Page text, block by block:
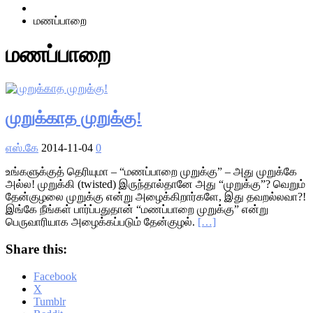
மணப்பாறை
மணப்பாறை
முறுக்காத முறுக்கு!
எஸ்.கே 2014-11-04 0
உங்களுக்குத் தெரியுமா – “மணப்பாறை முறுக்கு” – அது முறுக்கே
அல்ல! முறுக்கி (twisted) இருந்தால்தானே அது “முறுக்கு”? வெறும்
தேன்குழலை முறுக்கு என்று அழைக்கிறார்களே, இது தவறல்லவா?!
இங்கே நீங்கள் பார்ப்பதுதான் “மணப்பாறை முறுக்கு” என்று
பெருவாரியாக அழைக்கப்படும் தேன்குழல். […]
Share this:
Facebook
X
Tumblr